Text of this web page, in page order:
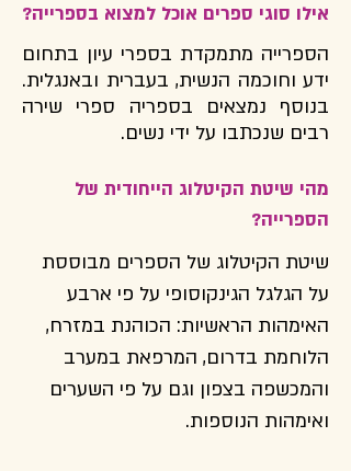
אילו סוגי ספרים אוכל למצוא בספרייה?
הספרייה מתמקדת בספרי עיון בתחום
ידע וחוכמה הנשית, בעברית ובאנגלית.
בנוסף נמצאים בספריה ספרי שירה
רבים שנכתבו על ידי נשים.
מהי שיטת הקיטלוג הייחודית של
הספרייה?
שיטת הקיטלוג של הספרים מבוססת
על הגלגל הגינקוסופי על פי ארבע
האימהות הראשיות: הכוהנת במזרח,
הלוחמת בדרום, המרפאת במערב
והמכשפה בצפון וגם על פי השערים
ואימהות הנוספות.